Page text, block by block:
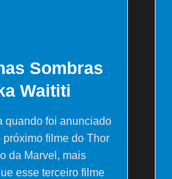
Sombras
Waititi
quando foi anunciado
filme do Thor
da Marvel, mais
esse terceiro filme